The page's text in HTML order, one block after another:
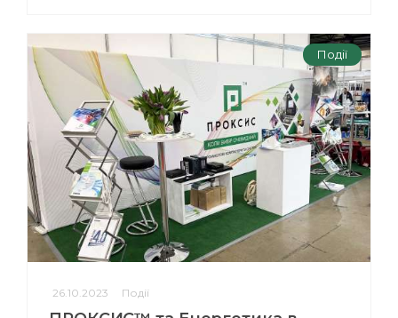
Події
26.10.2023 Події